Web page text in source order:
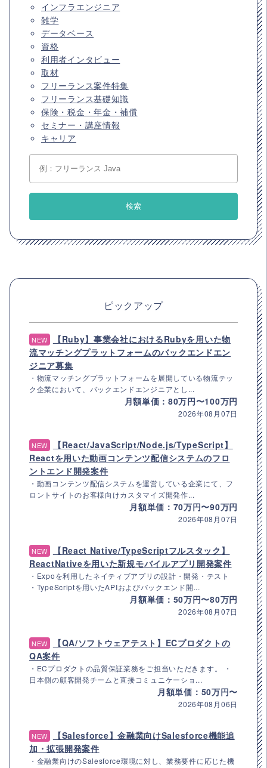
インフラエンジニア
雑学
データベース
資格
利用者インタビュー
取材
フリーランス案件特集
フリーランス基礎知識
保険・税金・年金・補償
セミナー・講座情報
キャリア
ピックアップ
NEW
【Ruby】事業会社におけるRubyを用いた物
流マッチングプラットフォームのバックエンドエン
ジニア募集
・物流マッチングプラットフォームを展開している物流テッ
ク企業において、バックエンドエンジニアとし...
月額単価：80万円〜100万円
2026年08月07日
NEW
【React/JavaScript/Node.js/TypeScript】
Reactを用いた動画コンテンツ配信システムのフロ
ントエンド開発案件
・動画コンテンツ配信システムを運営している企業にて、フ
ロントサイトのお客様向けカスタマイズ開発作...
月額単価：70万円〜90万円
2026年08月07日
NEW
【React Native/TypeScriptフルスタック】
ReactNativeを用いた新規モバイルアプリ開発案件
・Expoを利用したネイティブアプリの設計・開発・テスト
・TypeScriptを用いたAPIおよびバックエンド開...
月額単価：50万円〜80万円
2026年08月07日
NEW
【QA/ソフトウェアテスト】ECプロダクトの
QA案件
・ECプロダクトの品質保証業務をご担当いただきます。 ・
日本側の顧客開発チームと直接コミュニケーショ...
月額単価：50万円〜
2026年08月06日
NEW
【Salesforce】金融業向けSalesforce機能追
加・拡張開発案件
・金融業向けのSalesforce環境に対し、業務要件に応じた機